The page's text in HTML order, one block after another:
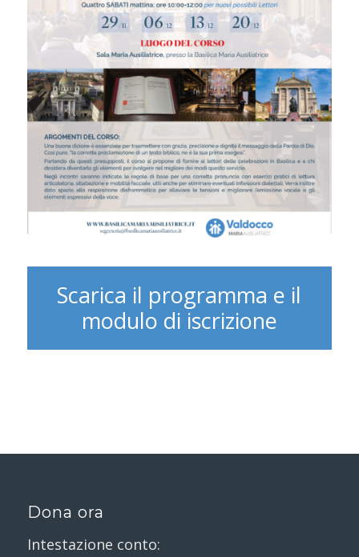
Scarica il programma e il
modulo di iscrizione
Dona ora
Intestazione conto: